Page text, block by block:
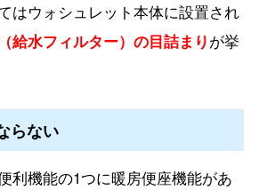
はウォシュレット本体に設置され
給水フィルター）の目詰まりが挙
らない
利機能の1つに暖房便座機能があ